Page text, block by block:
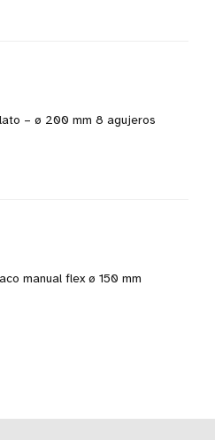
– ø 200 mm 8 agujeros
manual flex ø 150 mm